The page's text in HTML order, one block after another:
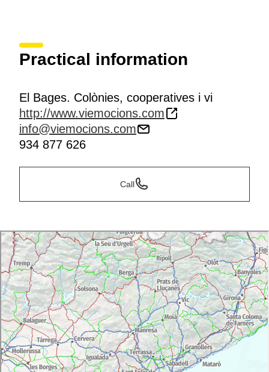
Practical information
El Bages. Colònies, cooperatives i vi
http://www.viemocions.com
info@viemocions.com
934 877 626
Call